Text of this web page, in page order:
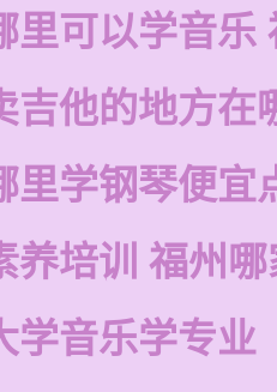
里可以学音乐
吉他的地方在
里学钢琴便宜
养培训 福州
学音乐学专业